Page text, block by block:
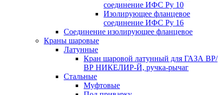
соединение ИФС Ру 10
Изолирующее фланцевое
соединение ИФС Ру 16
Соединение изолирующее фланцевое
Краны шаровые
Латунные
Кран шаровой латунный для ГАЗА ВР/
ВР НИКЕЛИР-Й, ручка-рычаг
Стальные
Муфтовые